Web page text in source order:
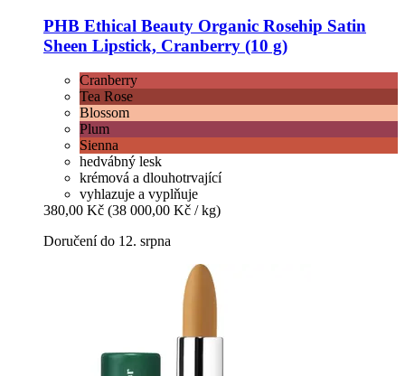
PHB Ethical Beauty Organic Rosehip Satin
Sheen Lipstick, Cranberry (10 g)
Cranberry
Tea Rose
Blossom
Plum
Sienna
hedvábný lesk
krémová a dlouhotrvající
vyhlazuje a vyplňuje
380,00 Kč (38 000,00 Kč / kg)
Doručení do 12. srpna